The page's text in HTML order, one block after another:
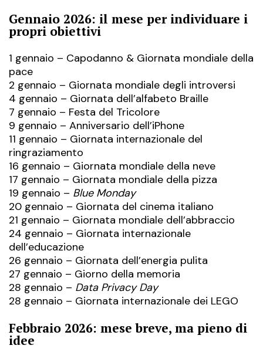
Gennaio 2026: il mese per individuare i
propri obiettivi
1 gennaio – Capodanno & Giornata mondiale della
pace
2 gennaio – Giornata mondiale degli introversi
4 gennaio – Giornata dell’alfabeto Braille
7 gennaio – Festa del Tricolore
9 gennaio – Anniversario dell’iPhone
11 gennaio – Giornata internazionale del
ringraziamento
16 gennaio – Giornata mondiale della neve
17 gennaio – Giornata mondiale della pizza
19 gennaio – Blue Monday
20 gennaio – Giornata del cinema italiano
21 gennaio – Giornata mondiale dell’abbraccio
24 gennaio – Giornata internazionale
dell’educazione
26 gennaio – Giornata dell’energia pulita
27 gennaio – Giorno della memoria
28 gennaio – Data Privacy Day
28 gennaio – Giornata internazionale dei LEGO
Febbraio 2026: mese breve, ma pieno di
idee